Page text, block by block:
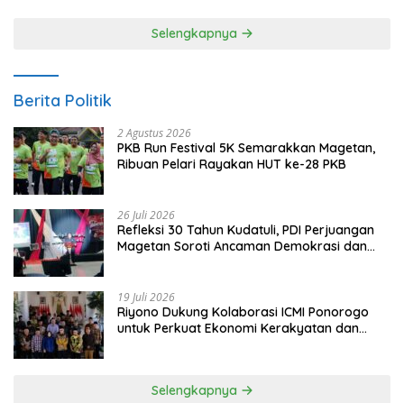
Selengkapnya
Berita Politik
2 Agustus 2026
PKB Run Festival 5K Semarakkan Magetan,
Ribuan Pelari Rayakan HUT ke-28 PKB
26 Juli 2026
Refleksi 30 Tahun Kudatuli, PDI Perjuangan
Magetan Soroti Ancaman Demokrasi dan
19 Juli 2026
Riyono Dukung Kolaborasi ICMI Ponorogo
untuk Perkuat Ekonomi Kerakyatan dan
Selengkapnya